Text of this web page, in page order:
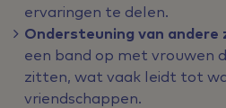
ervaringen te delen.
Ondersteuning van andere
een band op met vrouwen
zitten, wat vaak leidt tot
vriendschappen.